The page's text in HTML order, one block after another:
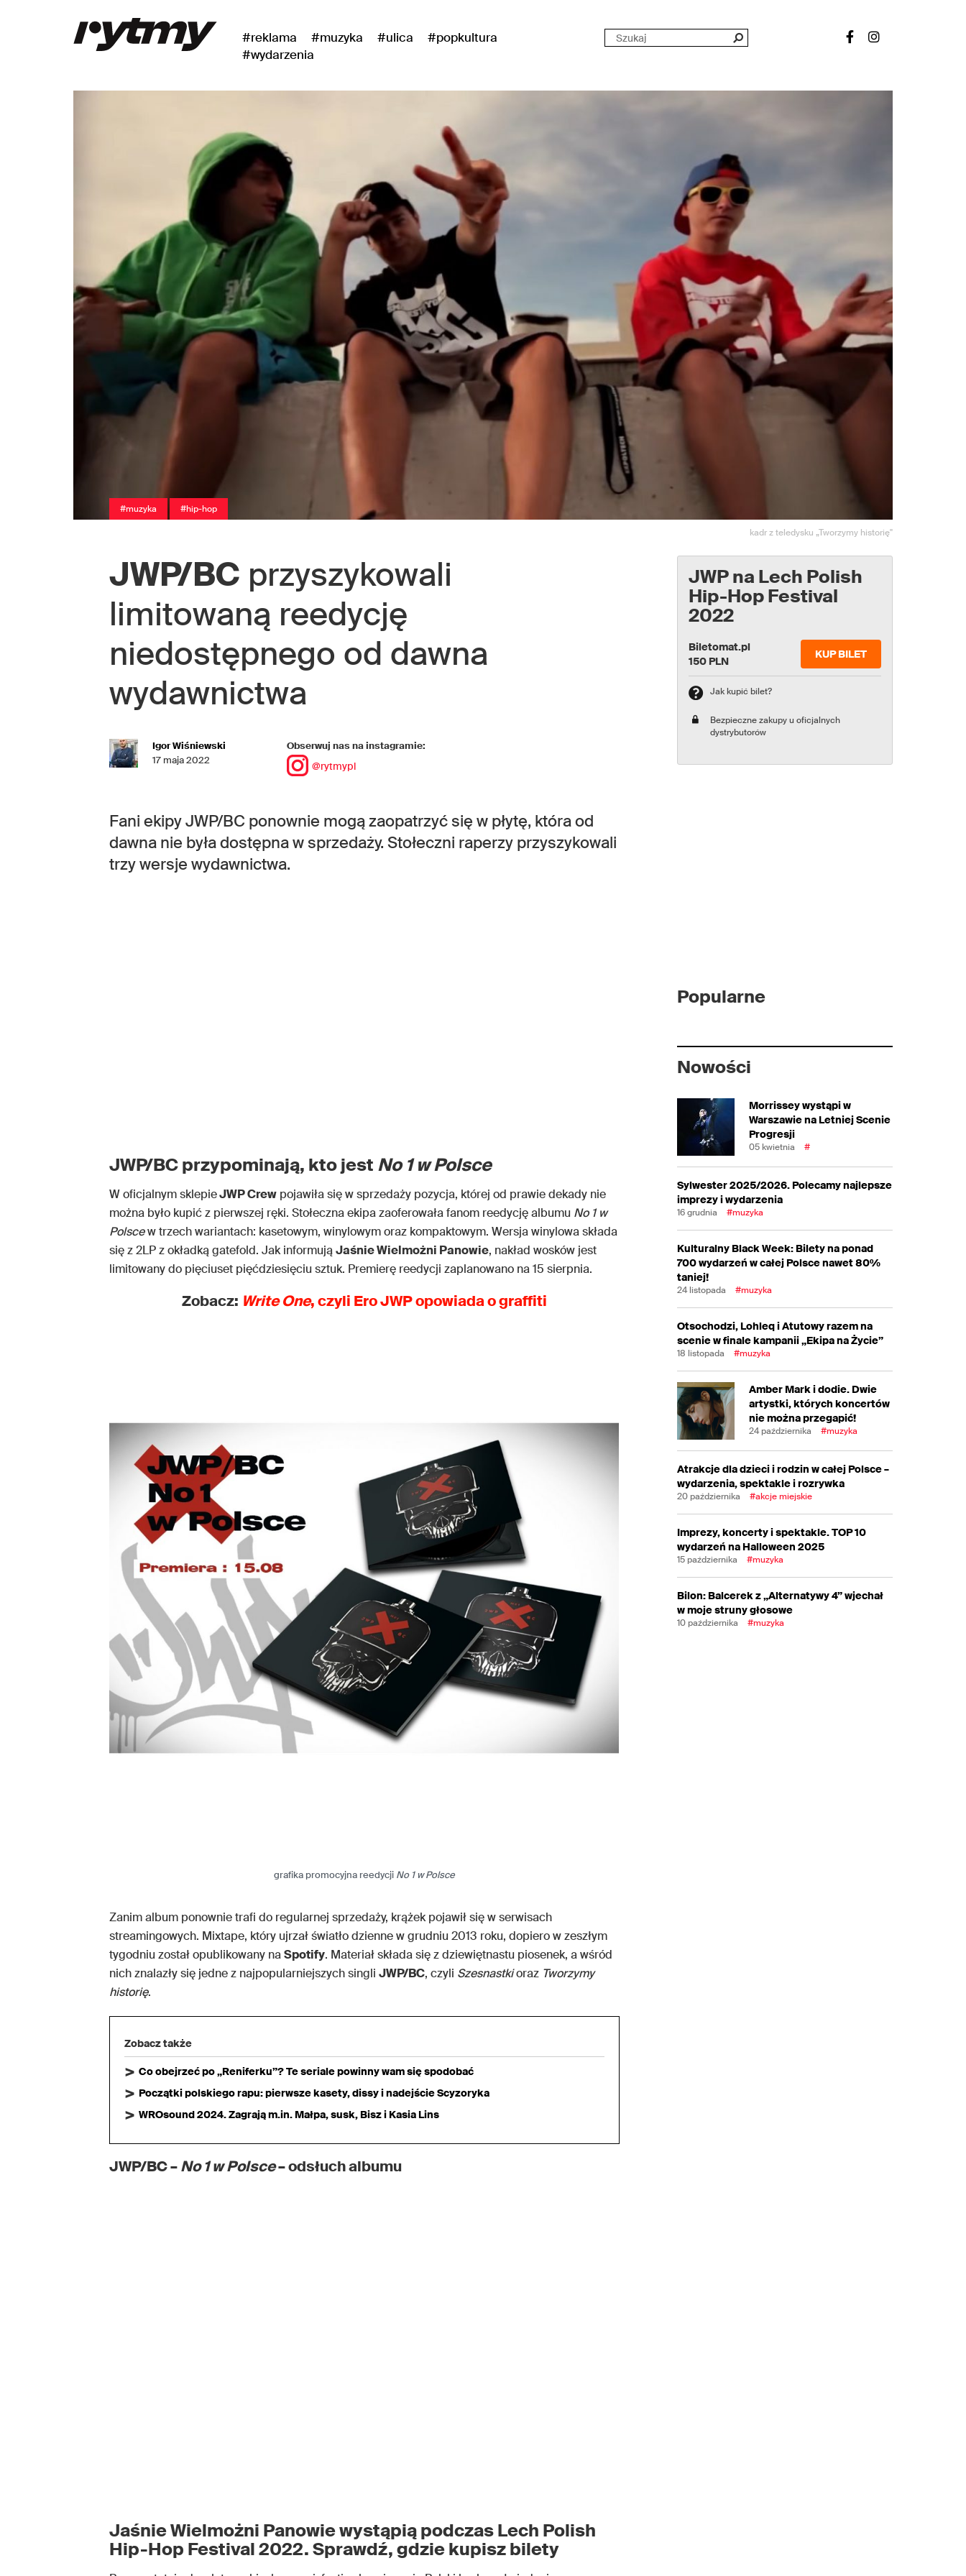
#reklama #muzyka #ulica
#popkultura
#wydarzenia
#muzyka #hip-hop
kadr z teledysku „Tworzymy historię"
JWP/BC przyszykowali
limitowaną reedycję
niedostępnego od dawna
wydawnictwa
Igor Wiśniewski
17 maja 2022
Obserwuj nas na instagramie:
@rytmypl
Fani ekipy JWP/BC ponownie mogą zaopatrzyć się w płytę, która od
dawna nie była dostępna w sprzedaży. Stołeczni raperzy przyszykowali
trzy wersje wydawnictwa.
JWP/BC przypominają, kto jest No 1 w Polsce
W oficjalnym sklepieJWP Crew pojawiła się w sprzedaży pozycja, której od prawie dekady nie
można było kupić z pierwszej ręki. Stołeczna ekipa zaoferowała fanom reedycję albumu No 1 w
Polscew trzech wariantach: kasetowym, winylowym oraz kompaktowym. Wersja winylowa składa
się z 2LP z okładką gatefold. Jak informująJaśnie Wielmożni Panowie, nakład wosków jest
limitowany do pięciuset pięćdziesięciu sztuk. Premierę reedycji zaplanowano na 15 sierpnia.
Zobacz: Write One, czyli Ero JWP opowiada o graffiti
grafika promocyjna reedycjiNo 1 w Polsce
Zanim album ponownie trafi do regularnej sprzedaży, krążek pojawił się w serwisach
streamingowych. Mixtape, który ujrzał światło dzienne w grudniu 2013 roku, dopiero w zeszłym
tygodniu został opublikowany naSpotify. Materiał składa się z dziewiętnastu piosenek, a wśród
nich znalazły się jedne z najpopularniejszych singli JWP/BC, czyli Szesnastkioraz Tworzymy
historię.
Zobacz także
Co obejrzeć po „Reniferku”? Te seriale powinny wam się spodobać
Początki polskiego rapu: pierwsze kasety, dissy i nadejście Scyzoryka
WROsound 2024. Zagrają m.in. Małpa, susk, Bisz i Kasia Lins
JWP/BC –No 1 w Polsce– odsłuch albumu
Jaśnie Wielmożni Panowie wystąpią podczas Lech Polish
Hip-Hop Festival 2022. Sprawdź, gdzie kupisz bilety
JWP na Lech Polish
Hip-Hop Festival
2022
Biletomat.pl
150 PLN
KUP BILET
Jak kupić bilet?
Bezpieczne zakupy u oficjalnych
dystrybutorów
Popularne
Nowości
Morrissey wystąpi w
Warszawie na Letniej Scenie
Progresji
05 kwietnia #
Sylwester 2025/2026. Polecamy najlepsze
imprezy i wydarzenia
16 grudnia #muzyka
Kulturalny Black Week: Bilety na ponad
700 wydarzeń w całej Polsce nawet 80%
taniej!
24 listopada #muzyka
Otsochodzi, Lohleq i Atutowy razem na
scenie w finale kampanii „Ekipa na Życie”
18 listopada #muzyka
Amber Mark i dodie. Dwie
artystki, których koncertów
nie można przegapić!
24 października #muzyka
Atrakcje dla dzieci i rodzin w całej Polsce –
wydarzenia, spektakle i rozrywka
20 października #akcje miejskie
Imprezy, koncerty i spektakle. TOP 10
wydarzeń na Halloween 2025
15 października #muzyka
Bilon: Balcerek z „Alternatywy 4” wjechał
w moje struny głosowe
10 października #muzyka